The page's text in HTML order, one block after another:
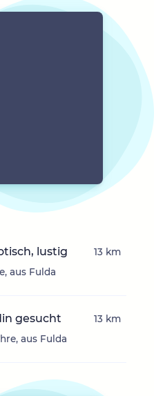
lustig
aus Fulda
13 km
gesucht
aus Fulda
13 km